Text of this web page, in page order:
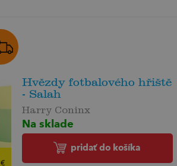
€
Hvězdy fotbalového hřiště
- Salah
Harry Coninx
Na sklade
pridať do košíka